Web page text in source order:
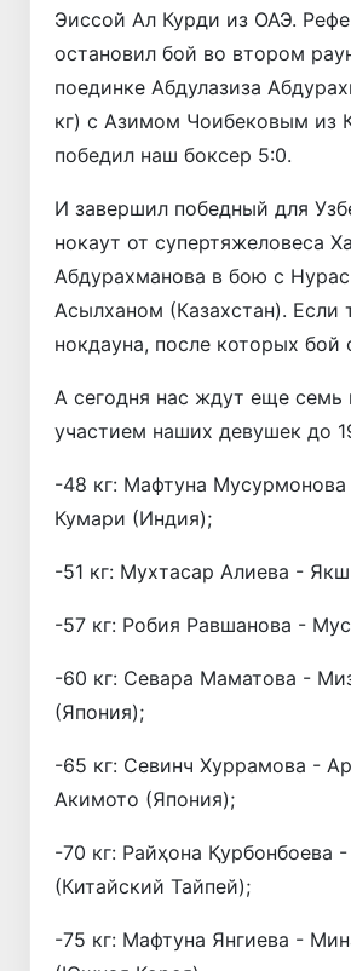
Эиссой Ал Курди из ОАЭ.
остановил бой во втором
поединке Абдулазиза
кг) с Азимом Чоибековым из
победил наш боксер 5:0.
И завершил победный для
нокаут от супертяжеловеса
Абдурахманова в бою с
Асылханом (Казахстан). Если
нокдауна, после которых бой
А сегодня нас ждут еще семь
участием наших девушек до
-48 кг: Мафтуна
Кумари (Индия);
-51 кг: Мухтасар Алиева -
-57 кг: Робия Равшанова -
-60 кг: Севара Маматова -
(Япония);
-65 кг: Севинч Хуррамова -
Акимото (Япония);
-70 кг: Райҳона Қурбонбоева
(Китайский Тайпей);
-75 кг: Мафтуна Янгиева -